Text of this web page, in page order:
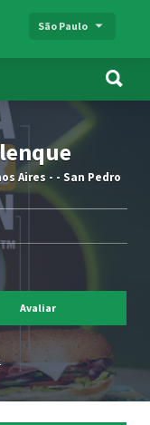
São Paulo
Aires - - San Pedro
Avaliar